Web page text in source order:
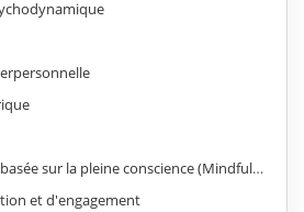
Thérapie cognitive basée sur la pleine conscience (Mindfulness)
et d'engagement